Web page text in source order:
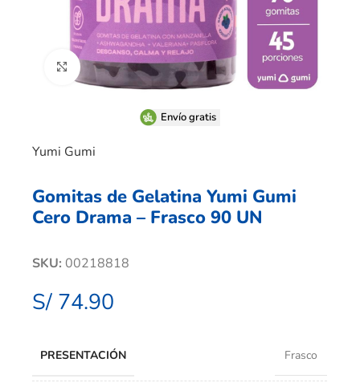
Clic para ampliar
Envío gratis
Yumi Gumi
Gomitas de Gelatina Yumi Gumi
Cero Drama – Frasco 90 UN
SKU: 00218818
S/ 74.90
PRESENTACIÓN Frasco